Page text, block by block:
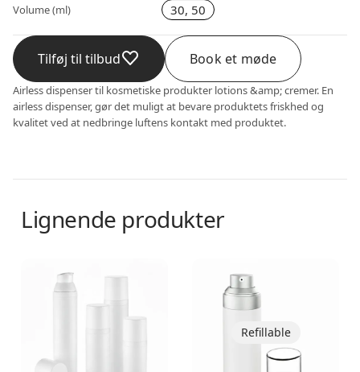
Volume (ml) 30, 50
Tilføj til tilbud Book et møde
Airless dispenser til kosmetiske produkter lotions &amp; cremer. En
airless dispenser, gør det muligt at bevare produktets friskhed og
kvalitet ved at nedbringe luftens kontakt med produktet.
Lignende produkter
Refillable